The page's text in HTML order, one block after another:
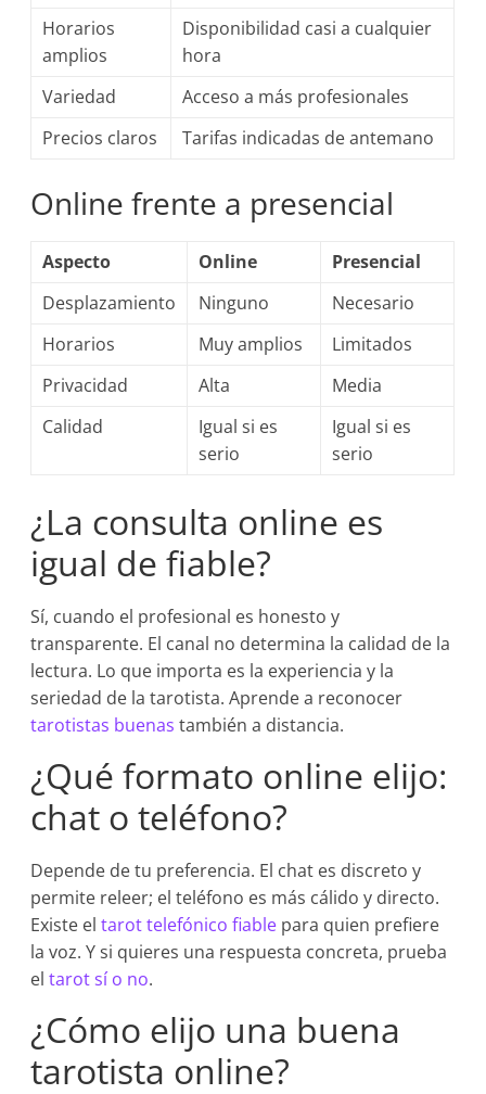
Horarios
amplios
Disponibilidad casi a cualquier
hora
Variedad
Acceso a más profesionales
Precios claros
Tarifas indicadas de antemano
Online frente a presencial
Aspecto Online
Presencial
Desplazamiento
Ninguno
Necesario
Horarios
Muy amplios
Limitados
Privacidad
Alta
Media
Calidad
Igual si es
serio
Igual si es
serio
¿La consulta online es
igual de fiable?
Sí, cuando el profesional es honesto y
transparente. El canal no determina la calidad de la
lectura. Lo que importa es la experiencia y la
seriedad de la tarotista. Aprende a reconocer
tarotistas buenas también a distancia.
¿Qué formato online elijo:
chat o teléfono?
Depende de tu preferencia. El chat es discreto y
permite releer; el teléfono es más cálido y directo.
Existe eltarot telefónico fiable para quien prefiere
la voz. Y si quieres una respuesta concreta, prueba
eltarot sí o no.
¿Cómo elijo una buena
tarotista online?